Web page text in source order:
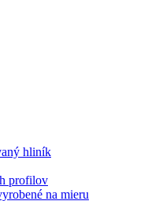
hliník
profilov
na mieru